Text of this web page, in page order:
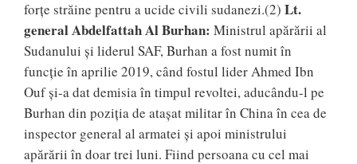
forțe străine pentru a ucide civili sudanezi.(2) Lt.
general Abdelfattah Al Burhan: Ministrul apărării al
Sudanului și liderul SAF, Burhan a fost numit în
funcție în aprilie 2019, când fostul lider Ahmed Ibn
Ouf și-a dat demisia în timpul revoltei, aducându-l pe
Burhan din poziția de atașat militar în China în cea de
inspector general al armatei și apoi ministrului
apărării în doar trei luni. Fiind persoana cu cel mai